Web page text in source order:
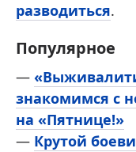
разводиться.
Популярное
—
знакомимся с
на «Пятнице!»
— Крутой